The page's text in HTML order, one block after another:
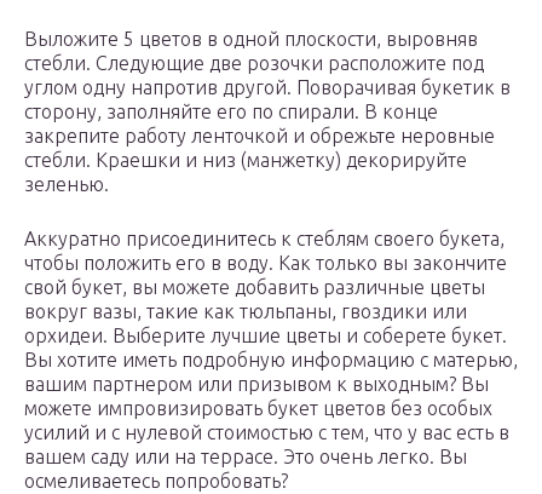
Выложите 5 цветов в одной плоскости, выровняв
стебли. Следующие две розочки расположите под
углом одну напротив другой. Поворачивая букетик в
сторону, заполняйте его по спирали. В конце
закрепите работу ленточкой и обрежьте неровные
стебли. Краешки и низ (манжетку) декорируйте
зеленью.
Аккуратно присоединитесь к стеблям своего букета,
чтобы положить его в воду. Как только вы закончите
свой букет, вы можете добавить различные цветы
вокруг вазы, такие как тюльпаны, гвоздики или
орхидеи. Выберите лучшие цветы и соберете букет.
Вы хотите иметь подробную информацию с матерью,
вашим партнером или призывом к выходным? Вы
можете импровизировать букет цветов без особых
усилий и с нулевой стоимостью с тем, что у вас есть в
вашем саду или на террасе. Это очень легко. Вы
осмеливаетесь попробовать?